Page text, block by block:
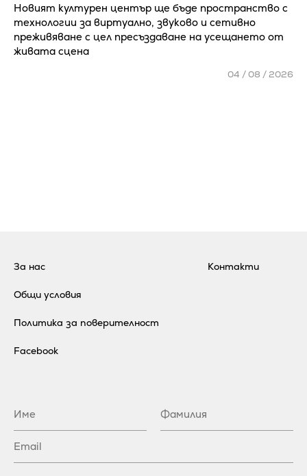
Новият културен център ще бъде пространство с
технологии за виртуално, звуково и сетивно
преживяване с цел пресъздаване на усещането от
живата сцена
04 / 08 / 2026
За нас
Общи условия
Политика за поверителност
Контакти
Facebook